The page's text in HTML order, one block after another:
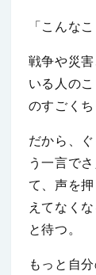
「こんな
戦争や災
いる人の
のすごく
だから、
う一言で
て、声を
えてなく
と待つ。
もっと自